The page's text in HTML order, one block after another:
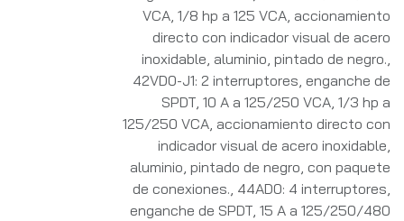
VCA, 1/8 hp a 125 VCA, accionamiento
directo con indicador visual de acero
inoxidable, aluminio, pintado de negro.
42VD0-J1: 2 interruptores, enganche de
SPDT, 10 A a 125/250 VCA, 1/3 hp a
125/250 VCA, accionamiento directo con
indicador visual de acero inoxidable,
aluminio, pintado de negro, con paquete
de conexiones. 44AD0: 4 interruptores,
enganche de SPDT, 15 A a 125/250/480